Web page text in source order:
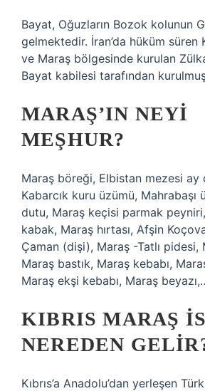
Bayat, Oğuzların Bozok kolunun
gelmektedir. İran’da hüküm süren
ve Maraş bölgesinde kurulan
Bayat kabilesi tarafından
MARAŞ’IN NEYI
MEŞHUR?
Maraş böreği, Elbistan mezesi
Kabarcık kuru üzümü, Mahrabaşı
dutu, Maraş keçisi parmak
kabak, Maraş hırtası, Afşin
Çaman (dişi), Maraş -Tatlı pidesi,
Maraş bastık, Maraş kebabı,
Maraş ekşi kebabı, Maraş
KIBRIS MARAŞ
NEREDEN
Kıbrıs’a Anadolu’dan yerleşen